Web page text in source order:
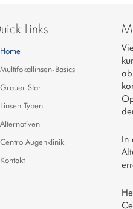
Links
Home
Multifokallinsen-Basics
Grauer Star
Linsen Typen
Alternativen
Centro Augenklinik
Kontakt
In